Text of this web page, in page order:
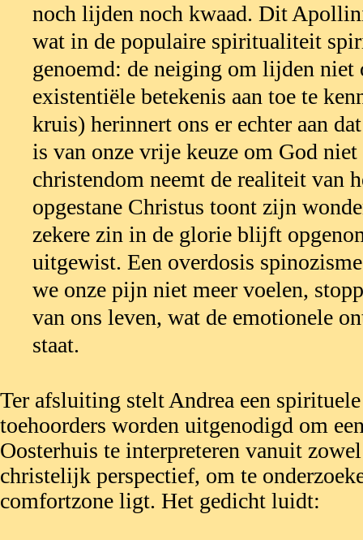
noch lijden noch kwaad. Dit
wat in de populaire spiritualiteit
genoemd: de neiging om lijden niet
existentiële betekenis aan toe te
kruis) herinnert ons er echter aan
is van onze vrije keuze om God
christendom neemt de realiteit van
opgestane Christus toont zijn
zekere zin in de glorie blijft
uitgewist. Een overdosis
we onze pijn niet meer voelen,
van ons leven, wat de emotionele
staat.
Ter afsluiting stelt Andrea een
toehoorders worden uitgenodigd om
Oosterhuis te interpreteren vanuit
christelijk perspectief, om te
comfortzone ligt. Het gedicht luidt: